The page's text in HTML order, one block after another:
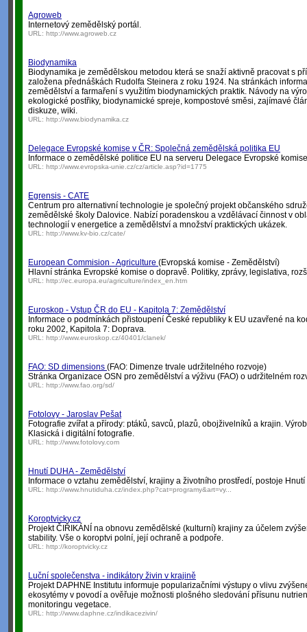
Agroweb
Internetový zemědělský portál.
URL: http://www.agroweb.cz
Biodynamika
Biodynamika je zemědělskou metodou která se snaží aktivně pracovat s
založena přednáškách Rudolfa Steinera z roku 1924. Na stránkách
zemědělství a farmaření s využitím biodynamických praktik. Návody na
ekologické postřiky, biodynamické spreje, kompostové směsi, zajímavé
diskuze, wiki.
URL: http://www.biodynamika.cz
Delegace Evropské komise v ČR: Společná zemědělská politika EU
Informace o zemědělské politice EU na serveru Delegace Evropské
URL: http://www.evropska-unie.cz/cz/article.asp?id=1775
Egrensis - CATE
Centrum pro alternativní technologie je společný projekt občanského
zemědělské školy Dalovice. Nabízí poradenskou a vzdělávací činnost v
technologií v energetice a zemědělství a množství praktických ukázek.
URL: http://www.kv-bio.cz/cate/
European Commision - Agriculture (Evropská komise - Zemědělství)
Hlavní stránka Evropské komise o dopravě. Politiky, zprávy, legislativa,
URL: http://ec.europa.eu/agriculture/index_en.htm
Euroskop - Vstup ČR do EU - Kapitola 7: Zemědělství
Informace o podmínkách přistoupení České republiky k EU uzavřené na
roku 2002, Kapitola 7: Doprava.
URL: http://www.euroskop.cz/40401/clanek/
FAO: SD dimensions (FAO: Dimenze trvale udržitelného rozvoje)
Stránka Organizace OSN pro zemědělství a výživu (FAO) o udržitelném
URL: http://www.fao.org/sd/
Fotolovy - Jaroslav Pešat
Fotografie zvířat a přírody: ptáků, savců, plazů, obojživelníků a krajin.
Klasická i digitální fotografie.
URL: http://www.fotolovy.com
Hnutí DUHA - Zemědělství
Informace o vztahu zemědělství, krajiny a životního prostředí, postoje
URL: http://www.hnutiduha.cz/index.php?cat=programy&art=vy...
Koroptvicky.cz
Projekt ČIŘIKÁNÍ na obnovu zemědělské (kulturní) krajiny za účelem
stability. Vše o koroptvi polní, její ochraně a podpoře.
URL: http://koroptvicky.cz
Luční společenstva - indikátory živin v krajině
Projekt DAPHNE Institutu informuje popularizačními výstupy o vlivu
ekosytémy v povodí a ověřuje možnosti plošného sledování přísunu
monitoringu vegetace.
URL: http://www.daphne.cz/indikacezivin/